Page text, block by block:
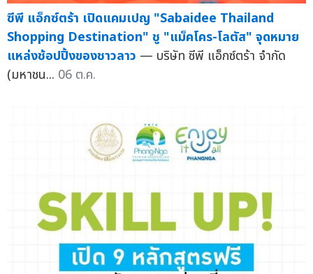
ซีพี แอ็กซ์ตร้า เปิดแคมเปญ "Sabaidee Thailand
Shopping Destination" ชู "แม็คโคร-โลตัส" จุดหมาย
แหล่งช้อปปิ้งของชาวลาว — บริษัท ซีพี แอ็กซ์ตร้า จำกัด
(มหาชน... 06 ต.ค.